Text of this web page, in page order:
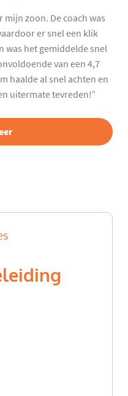
zoon. De coach was
er snel een klik
was het gemiddelde snel
van een 4,7
haalde al snel achten en
uitermate tevreden!”